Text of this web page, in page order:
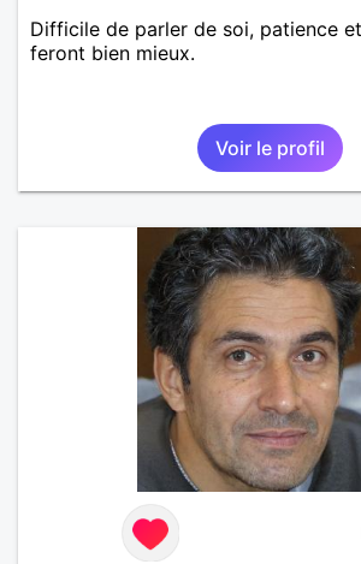
Difficile de parler de soi, patience
feront bien mieux.
Voir le profil